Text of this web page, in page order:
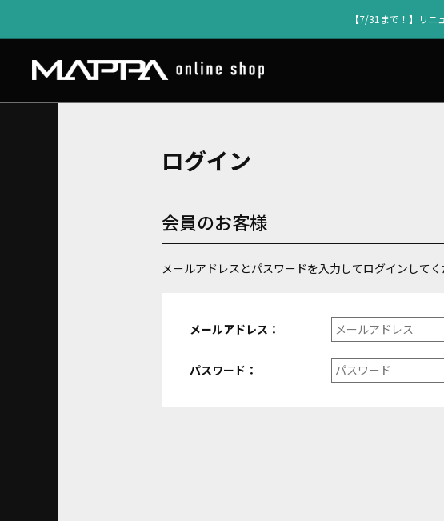
【7/31まで！】リニ
ログイン
会員のお客様
メールアドレスとパスワードを入力してログインしてく
メールアドレス：
パスワード：